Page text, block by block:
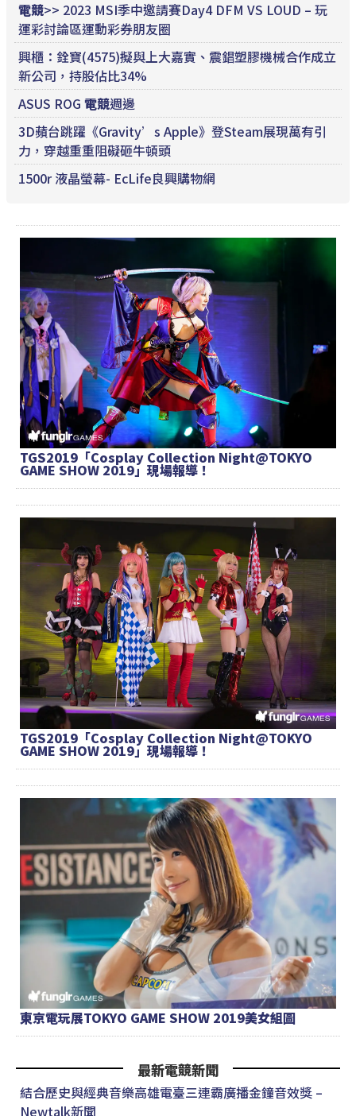
電競>> 2023 MSI季中邀請賽Day4 DFM VS LOUD – 玩
運彩討論區運動彩券朋友圈
興櫃：銓寶(4575)擬與上大嘉實、震錩塑膠機械合作成立
新公司，持股佔比34%
ASUS ROG 電競週邊
3D蘋台跳躍《Gravity’s Apple》登Steam展現萬有引
力，穿越重重阻礙砸牛頓頭
1500r 液晶螢幕- EcLife良興購物網
TGS2019「Cosplay Collection Night@TOKYO
GAME SHOW 2019」現場報導！
TGS2019「Cosplay Collection Night@TOKYO
GAME SHOW 2019」現場報導！
東京電玩展TOKYO GAME SHOW 2019美女組圖
最新電競新聞
結合歷史與經典音樂高雄電臺三連霸廣播金鐘音效獎 –
Newtalk新聞